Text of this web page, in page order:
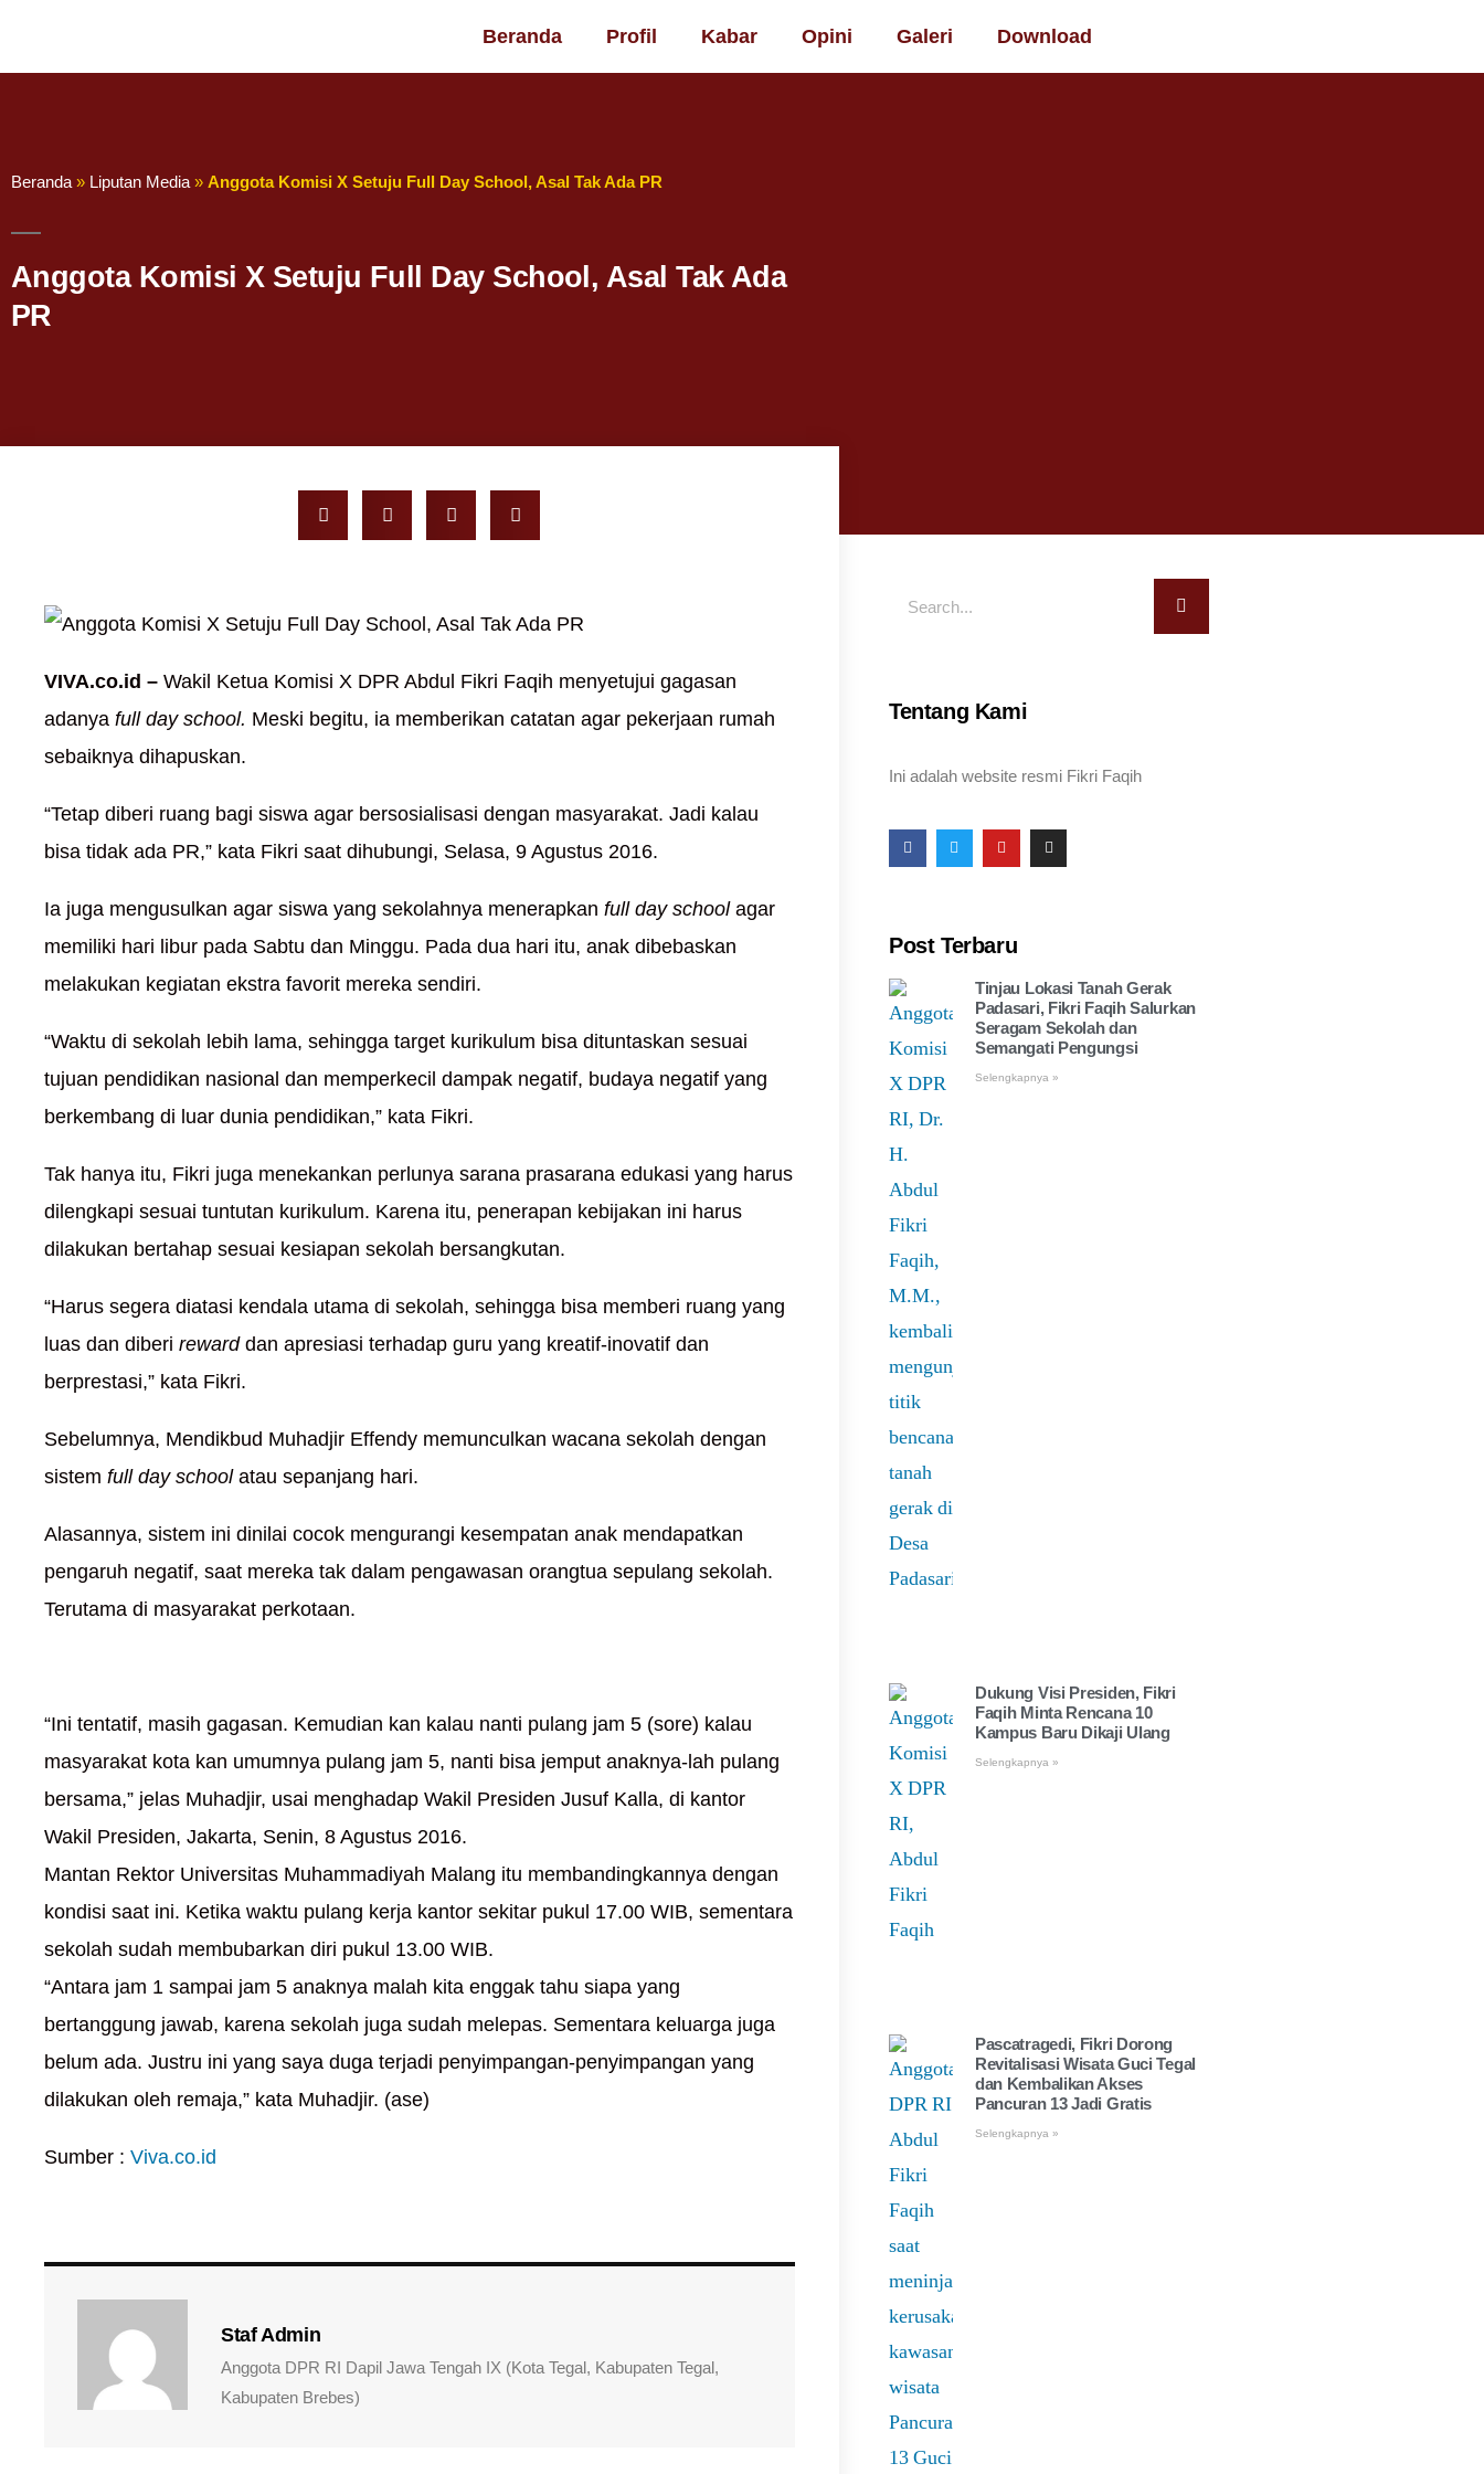
Beranda Profil Kabar Opini Galeri Download
Beranda » Liputan Media » Anggota Komisi X Setuju Full Day School, Asal Tak Ada PR
Anggota Komisi X Setuju Full Day School, Asal Tak Ada
PR
VIVA.co.id – Wakil Ketua Komisi X DPR Abdul Fikri Faqih menyetujui gagasan
adanya full day school. Meski begitu, ia memberikan catatan agar pekerjaan rumah
sebaiknya dihapuskan.
“Tetap diberi ruang bagi siswa agar bersosialisasi dengan masyarakat. Jadi kalau
bisa tidak ada PR,” kata Fikri saat dihubungi, Selasa, 9 Agustus 2016.
Ia juga mengusulkan agar siswa yang sekolahnya menerapkan full day schoolagar
memiliki hari libur pada Sabtu dan Minggu. Pada dua hari itu, anak dibebaskan
melakukan kegiatan ekstra favorit mereka sendiri.
“Waktu di sekolah lebih lama, sehingga target kurikulum bisa dituntaskan sesuai
tujuan pendidikan nasional dan memperkecil dampak negatif, budaya negatif yang
berkembang di luar dunia pendidikan,” kata Fikri.
Tak hanya itu, Fikri juga menekankan perlunya sarana prasarana edukasi yang harus
dilengkapi sesuai tuntutan kurikulum. Karena itu, penerapan kebijakan ini harus
dilakukan bertahap sesuai kesiapan sekolah bersangkutan.
“Harus segera diatasi kendala utama di sekolah, sehingga bisa memberi ruang yang
luas dan diberi rewarddan apresiasi terhadap guru yang kreatif-inovatif dan
berprestasi,” kata Fikri.
Sebelumnya, Mendikbud Muhadjir Effendy memunculkan wacana sekolah dengan
sistem full day schoolatau sepanjang hari.
Alasannya, sistem ini dinilai cocok mengurangi kesempatan anak mendapatkan
pengaruh negatif, saat mereka tak dalam pengawasan orangtua sepulang sekolah.
Terutama di masyarakat perkotaan.
“Ini tentatif, masih gagasan. Kemudian kan kalau nanti pulang jam 5 (sore) kalau
masyarakat kota kan umumnya pulang jam 5, nanti bisa jemput anaknya-lah pulang
bersama,” jelas Muhadjir, usai menghadap Wakil Presiden Jusuf Kalla, di kantor
Wakil Presiden, Jakarta, Senin, 8 Agustus 2016.
Mantan Rektor Universitas Muhammadiyah Malang itu membandingkannya dengan
kondisi saat ini. Ketika waktu pulang kerja kantor sekitar pukul 17.00 WIB, sementara
sekolah sudah membubarkan diri pukul 13.00 WIB.
“Antara jam 1 sampai jam 5 anaknya malah kita enggak tahu siapa yang
bertanggung jawab, karena sekolah juga sudah melepas. Sementara keluarga juga
belum ada. Justru ini yang saya duga terjadi penyimpangan-penyimpangan yang
dilakukan oleh remaja,” kata Muhadjir. (ase)
Sumber : Viva.co.id
Staf Admin
Anggota DPR RI Dapil Jawa Tengah IX (Kota Tegal, Kabupaten Tegal,
Kabupaten Brebes)
Tentang Kami
Ini adalah website resmi Fikri Faqih
Post Terbaru
Tinjau Lokasi Tanah Gerak
Padasari, Fikri Faqih Salurkan
Seragam Sekolah dan
Semangati Pengungsi
Selengkapnya »
Dukung Visi Presiden, Fikri
Faqih Minta Rencana 10
Kampus Baru Dikaji Ulang
Selengkapnya »
Pascatragedi, Fikri Dorong
Revitalisasi Wisata Guci Tegal
dan Kembalikan Akses
Pancuran 13 Jadi Gratis
Selengkapnya »